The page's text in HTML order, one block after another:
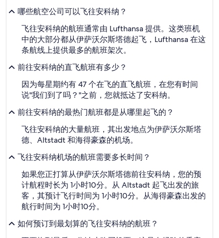
哪些航空公司可以飞往安科纳？
飞往安科纳的航班通常由 Lufthansa 提供。这类班机
中的大部分都从伊萨沃尔斯塔德起飞，Lufthansa 在这
条航线上提供最多的航班架次。
前往安科纳的直飞航班有多少？
因为每星期约有 47 个在飞的直飞航班，在您有时间
说"我们到了吗？"之前，您就抵达了安科纳。
前往安科纳的最热门航班都是从哪里起飞的？
飞往安科纳的大量航班，其出发地点为伊萨沃尔斯塔
德、Altstadt 和海得豪森的机场。
飞往安科纳机场的航班需要多长时间？
如果您正打算从伊萨沃尔斯塔德前往安科纳，您的预
计航程时长为 1小时10分。从 Altstadt 起飞出发的旅
客，其预计飞行时间为 1小时10分。从海得豪森出发的
航行时间为 1小时10分。
如何预订到最划算的飞往安科纳的航班？